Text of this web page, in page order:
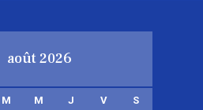
août 2026
M M J V S